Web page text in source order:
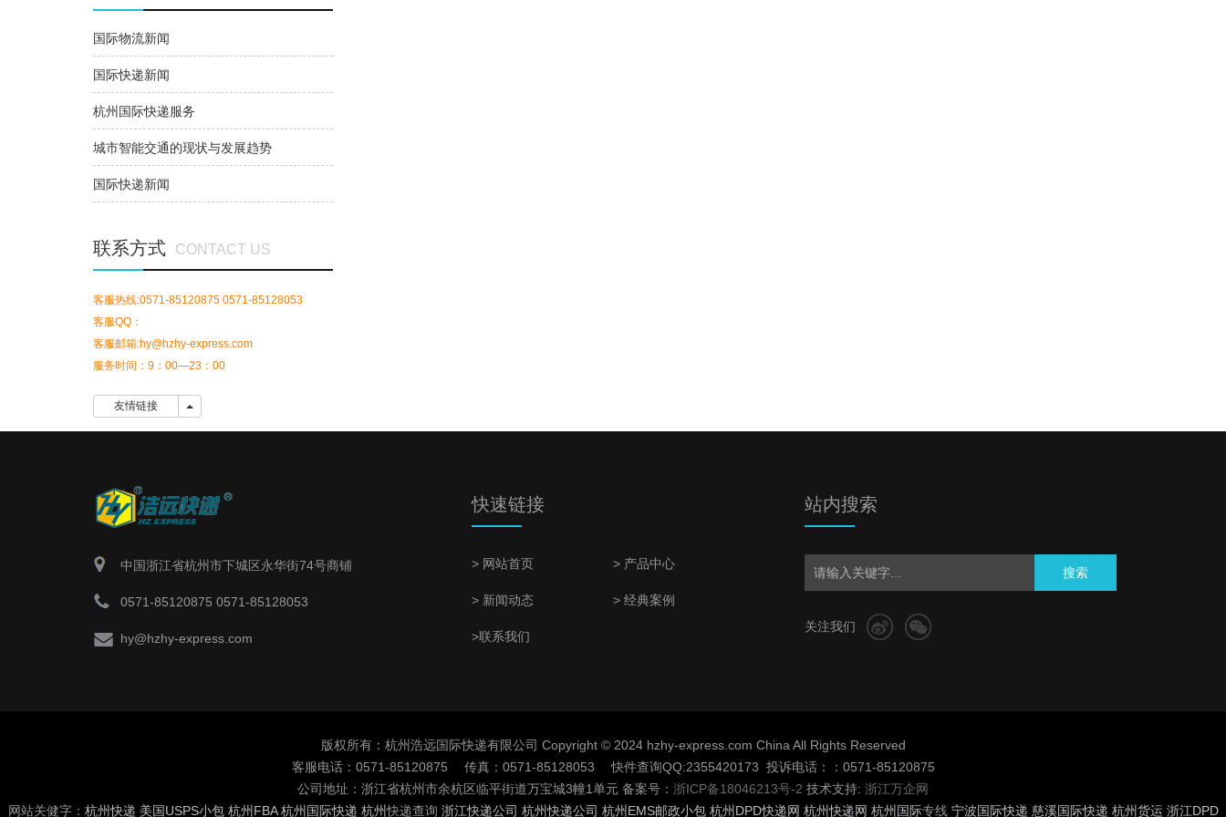
国际物流新闻
国际快递新闻
杭州国际快递服务
城市智能交通的现状与发展趋势
国际快递新闻
联系方式 CONTACT US
客服热线:0571-85120875 0571-85128053
客服QQ：
客服邮箱:hy@hzhy-express.com
服务时间：9：00—23：00
友情链接 友情链接
中国浙江省杭州市下城区永华街74号商铺
0571-85120875 0571-85128053
hy@hzhy-express.com
快速链接
> 网站首页 > 产品中心
> 新闻动态 > 经典案例
>联系我们
站内搜索
搜索
关注我们
版权所有：杭州浩远国际快递有限公司 Copyright © 2024 hzhy-express.com China All Rights Reserved
客服电话：0571-85120875 传真：0571-85128053 快件查询QQ:2355420173 投诉电话：：0571-85120875
公司地址：浙江省杭州市余杭区临平街道万宝城3幢1单元 备案号： 浙ICP备18046213号-2 技术支持: 浙江万企网
网站关健字： 杭州快递 美国USPS小包 杭州FBA 杭州国际快递 杭州快递查询 浙江快递公司 杭州快递公司 杭州EMS邮政小包 杭州DPD快递网 杭州快递网 杭州国际专线 宁波国际快递 慈溪国际快递 杭州货运 浙江DPD